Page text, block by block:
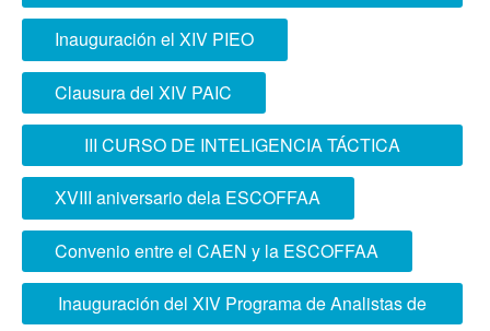
Conjunta
Inauguración el XIV PIEO
Clausura del XIV PAIC
III CURSO DE INTELIGENCIA TÁCTICA
CONJUNTA
XVIII aniversario dela ESCOFFAA
Convenio entre el CAEN y la ESCOFFAA
Inauguración del XIV Programa de Analistas de